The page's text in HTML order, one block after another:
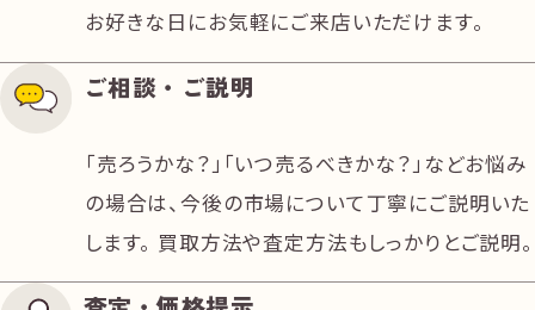
お好きな日にお気軽にご来店いただけます。
ご相談・ご説明
「売ろうかな？」「いつ売るべきかな？」などお悩み
の場合は、今後の市場について丁寧にご説明いた
します。 買取方法や査定方法もしっかりとご説明。